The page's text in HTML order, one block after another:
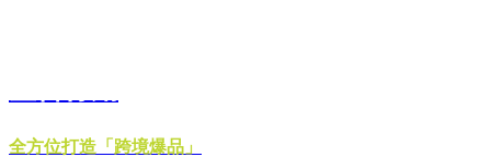
全方位打造「跨境爆品」